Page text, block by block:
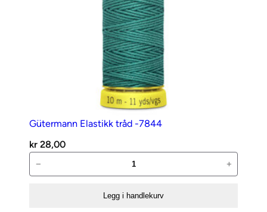
Gütermann Elastikk tråd -7844
kr 28,00
Elastikk
− +
Legg i handlekurv